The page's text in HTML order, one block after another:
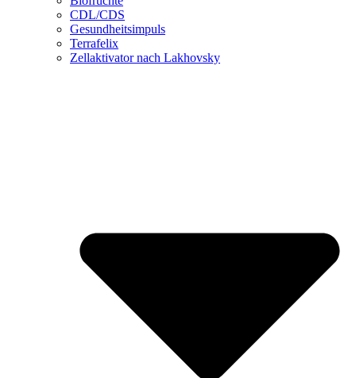
CDL/CDS
Gesundheitsimpuls
Terrafelix
Zellaktivator nach Lakhovsky